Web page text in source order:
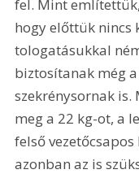
fel. Mint
hogy előttük nincs
tologatásukkal
biztosítanak még
szekrénysornak
meg a 22 kg-ot, a
felső
azonban az is